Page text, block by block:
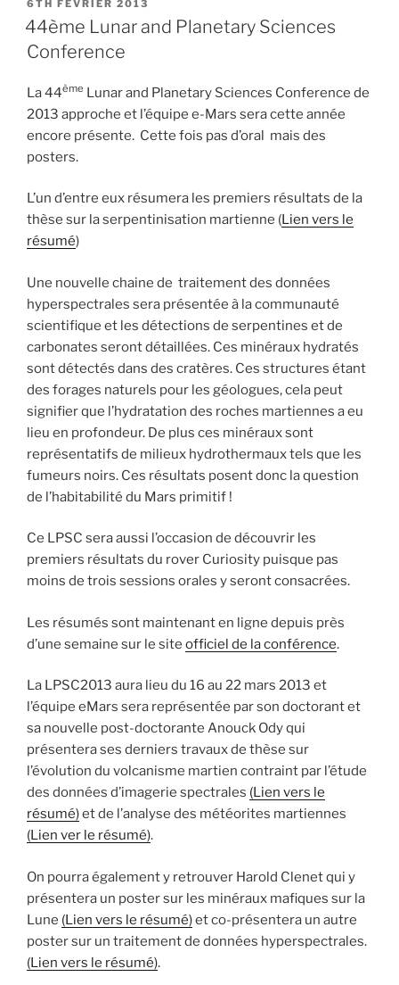
PUBLIÉ
LE
6TH FÉVRIER 2013
44ème Lunar and Planetary Sciences
Conference
La 44ème Lunar and Planetary Sciences Conference de
2013 approche et l’équipe e-Mars sera cette année
encore présente. Cette fois pas d’oral mais des
posters.
L’un d’entre eux résumera les premiers résultats de la
thèse sur la serpentinisation martienne (Lien vers le
résumé)
Une nouvelle chaine de traitement des données
hyperspectrales sera présentée à la communauté
scientifique et les détections de serpentines et de
carbonates seront détaillées. Ces minéraux hydratés
sont détectés dans des cratères. Ces structures étant
des forages naturels pour les géologues, cela peut
signifier que l’hydratation des roches martiennes a eu
lieu en profondeur. De plus ces minéraux sont
représentatifs de milieux hydrothermaux tels que les
fumeurs noirs. Ces résultats posent donc la question
de l’habitabilité du Mars primitif !
Ce LPSC sera aussi l’occasion de découvrir les
premiers résultats du rover Curiosity puisque pas
moins de trois sessions orales y seront consacrées.
Les résumés sont maintenant en ligne depuis près
d’une semaine sur le site officiel de la conférence.
La LPSC2013 aura lieu du 16 au 22 mars 2013 et
l’équipe eMars sera représentée par son doctorant et
sa nouvelle post-doctorante Anouck Ody qui
présentera ses derniers travaux de thèse sur
l’évolution du volcanisme martien contraint par l’étude
des données d’imagerie spectrales (Lien vers le
résumé)et de l’analyse des météorites martiennes
(Lien ver le résumé).
On pourra également y retrouver Harold Clenet qui y
présentera un poster sur les minéraux mafiques sur la
Lune (Lien vers le résumé)et co-présentera un autre
poster sur un traitement de données hyperspectrales.
(Lien vers le résumé).